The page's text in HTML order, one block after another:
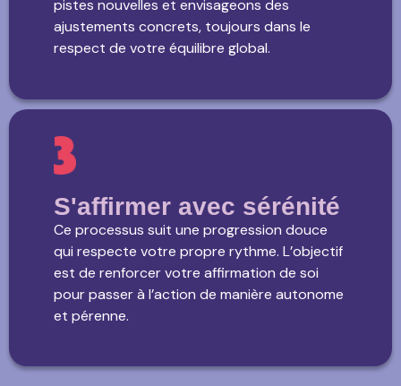
pistes nouvelles et envisageons des
ajustements concrets, toujours dans le
respect de votre équilibre global.
S'affirmer avec sérénité
Ce processus suit une progression douce
qui respecte votre propre rythme. L’objectif
est de renforcer votre affirmation de soi
pour passer à l’action de manière autonome
et pérenne.